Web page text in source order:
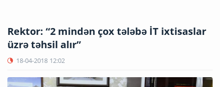
Rektor: “2 mindən çox tələbə İT ixtisaslar
üzrə təhsil alır”
18-04-2018 12:02